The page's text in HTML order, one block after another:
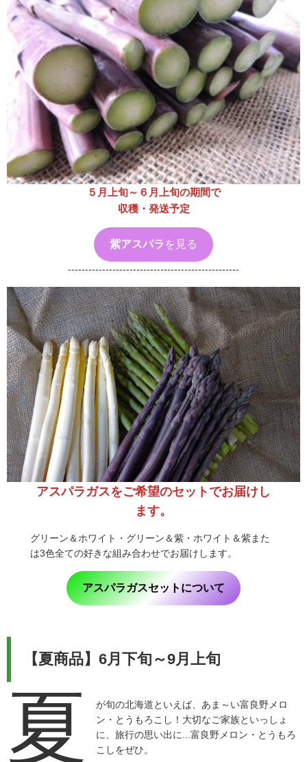
５月上旬～６月上旬の期間で
収穫・発送予定
紫アスパラ を見る
--------------------------------------------------
アスパラガスをご希望のセットでお届けし
ます。
グリーン＆ホワイト・グリーン＆紫・ホワイト＆紫また
は3色全ての好きな組み合わせでお届けします。
アスパラガスセットについて
【夏商品】6月下旬～9月上旬
夏
が旬の北海道といえば、あま～い富良野メロ
ン・とうもろこし！大切なご家族といっしょ
に、旅行の思い出に...富良野メロン・とうもろ
こしをぜひ。